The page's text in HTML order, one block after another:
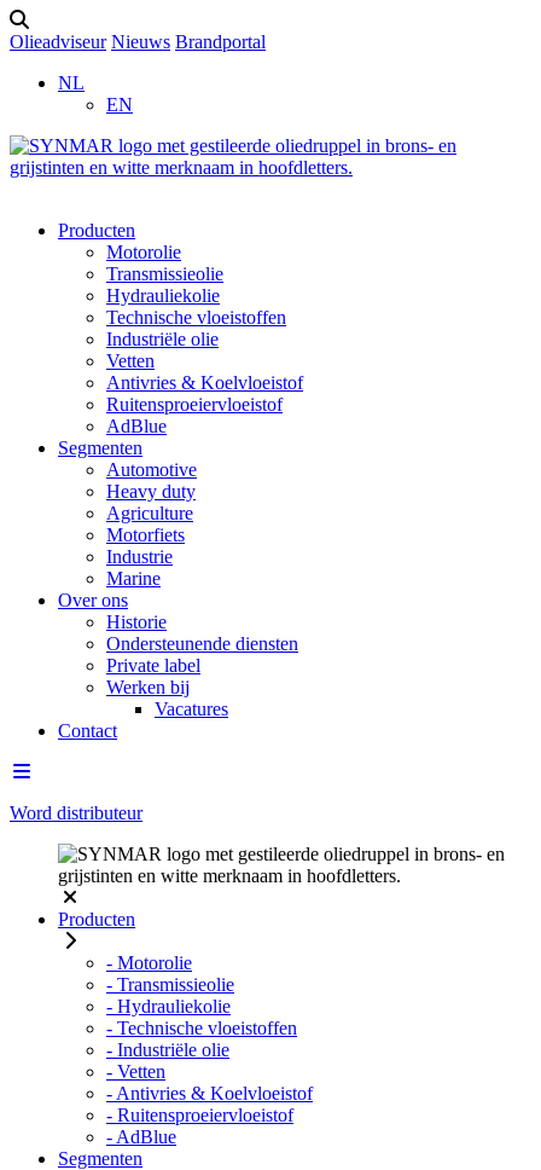
Olieadviseur Nieuws Brandportal
NL
EN
Producten
Motorolie
Transmissieolie
Hydrauliekolie
Technische vloeistoffen
Industriële olie
Vetten
Antivries & Koelvloeistof
Ruitensproeiervloeistof
AdBlue
Segmenten
Automotive
Heavy duty
Agriculture
Motorfiets
Industrie
Marine
Over ons
Historie
Ondersteunende diensten
Private label
Werken bij
Vacatures
Contact
Word distributeur
Producten
- Motorolie
- Transmissieolie
- Hydrauliekolie
- Technische vloeistoffen
- Industriële olie
- Vetten
- Antivries & Koelvloeistof
- Ruitensproeiervloeistof
- AdBlue
Segmenten